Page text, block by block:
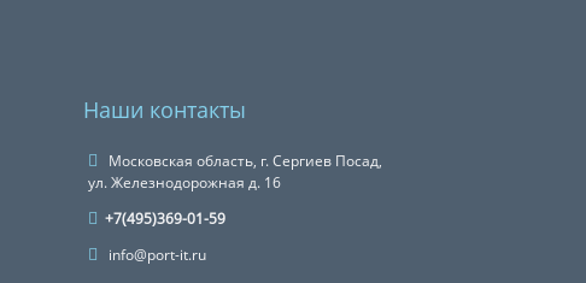
Наши контакты
Московская область, г. Сергиев Посад,
ул. Железнодорожная д. 16
+7(495)369-01-59
info@port-it.ru